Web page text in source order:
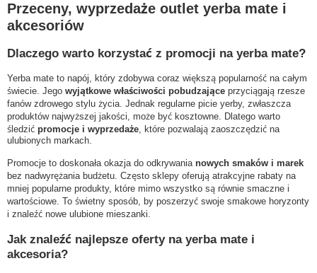
Przeceny, wyprzedaże outlet yerba mate i
akcesoriów
Dlaczego warto korzystać z promocji na yerba mate?
Yerba mate to napój, który zdobywa coraz większą popularność na całym
świecie. Jego wyjątkowe właściwości pobudzające przyciągają rzesze
fanów zdrowego stylu życia. Jednak regularne picie yerby, zwłaszcza
produktów najwyższej jakości, może być kosztowne. Dlatego warto
śledzić promocje i wyprzedaże, które pozwalają zaoszczędzić na
ulubionych markach.
Promocje to doskonała okazja do odkrywania nowych smaków i marek
bez nadwyrężania budżetu. Często sklepy oferują atrakcyjne rabaty na
mniej popularne produkty, które mimo wszystko są równie smaczne i
wartościowe. To świetny sposób, by poszerzyć swoje smakowe horyzonty
i znaleźć nowe ulubione mieszanki.
Jak znaleźć najlepsze oferty na yerba mate i
akcesoria?